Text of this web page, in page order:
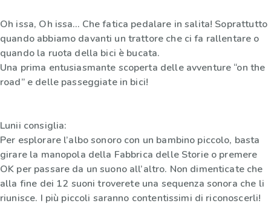
Oh issa, Oh issa… Che fatica pedalare in salita! Soprattutto
quando abbiamo davanti un trattore che ci fa rallentare o
quando la ruota della bici è bucata.
Una prima entusiasmante scoperta delle avventure “on the
road” e delle passeggiate in bici!
Lunii consiglia:
Per esplorare l’albo sonoro con un bambino piccolo, basta
girare la manopola della Fabbrica delle Storie o premere
OK per passare da un suono all’altro. Non dimenticate che
alla fine dei 12 suoni troverete una sequenza sonora che li
riunisce. I più piccoli saranno contentissimi di riconoscerli!